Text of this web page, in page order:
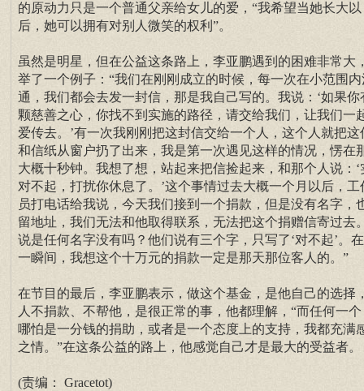
的原动力只是一个普通父亲给女儿的爱，“我希望当她长大以
后，她可以拥有对别人微笑的权利”。
虽然是明星，但在公益这条路上，李亚鹏遇到的困难非常大
举了一个例子：“我们在刚刚成立的时候，每一次在小范围内
通，我们都会去发一封信，那是我自己写的。我说：‘如果你
颗慈善之心，你找不到实施的路径，请交给我们，让我们一
爱传去。’有一次我刚刚把这封信交给一个人，这个人就把这
和信纸从窗户扔了出来，我是第一次遇见这样的情况，愣在
大概十秒钟。我想了想，站起来把信捡起来，和那个人说：‘
对不起，打扰你休息了。’这个事情过去大概一个月以后，工
员打电话给我说，今天我们接到一个捐款，但是没有名字，
留地址，我们无法和他取得联系，无法把这个捐赠信寄过去
说是任何名字没有吗？他们说有三个字，只写了‘对不起’。
一瞬间，我想这个十万元的捐款一定是那天那位客人的。”
在节目的最后，李亚鹏表示，做这个基金，是他自己的选择
人不捐款、不帮他，是很正常的事，他都理解，“而任何一个
哪怕是一分钱的捐助，或者是一个态度上的支持，我都充满
之情。”在这条公益的路上，他感觉自己才是最大的受益者。
(责编： Gracetot)